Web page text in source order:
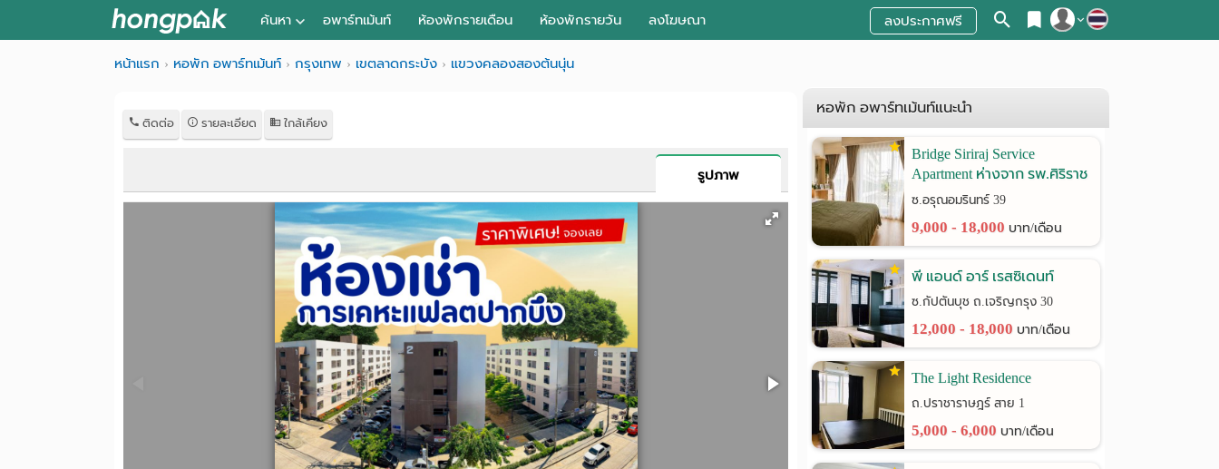
ค้นหา
หอพัก ใกล้ฉัน
ค้นจากแผนที่
ค้นแบบละเอียด
อพาร์ทเม้นท์ ห้องพักรายเดือน ห้องพักรายวัน ลงโฆษณา ลงประกาศฟรี
หน้าแรก หอพัก อพาร์ทเม้นท์ กรุงเทพ เขตลาดกระบัง แขวงคลองสองต้นนุ่น
ติดต่อ รายละเอียด ใกล้เคียง
รูปภาพ
หอพัก อพาร์ทเม้นท์แนะนำ
Bridge Siriraj Service
Apartment ห่างจาก รพ.ศิริราช
เพียง 900 เมตร
ซ.อรุณอมรินทร์ 39
9,000 - 18,000 บาท/เดือน
พี แอนด์ อาร์ เรสซิเดนท์
ซ.กัปตันบุช ถ.เจริญกรุง 30
12,000 - 18,000 บาท/เดือน
The Light Residence
ถ.ปราชาราษฎร์ สาย 1
5,000 - 6,000 บาท/เดือน